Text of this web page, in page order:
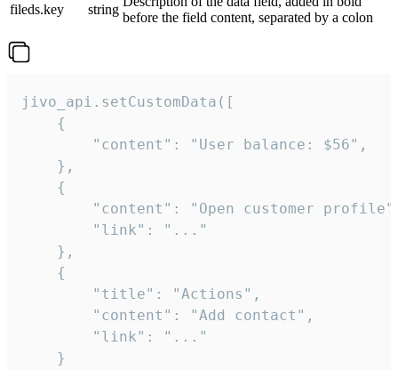
fileds.key
string
before the field content, separated by a colon
jivo_api.setCustomData([
    {
        "content": "User balance: $56",
    },
    {
"content": "Open customer
        "link": "..."
    },
    {
        "title": "Actions",
        "content": "Add contact",
        "link": "..."
    }